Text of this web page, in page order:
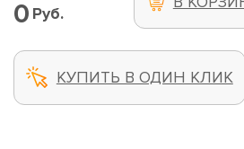
0 Руб.
КУПИТЬ В ОДИН КЛИК